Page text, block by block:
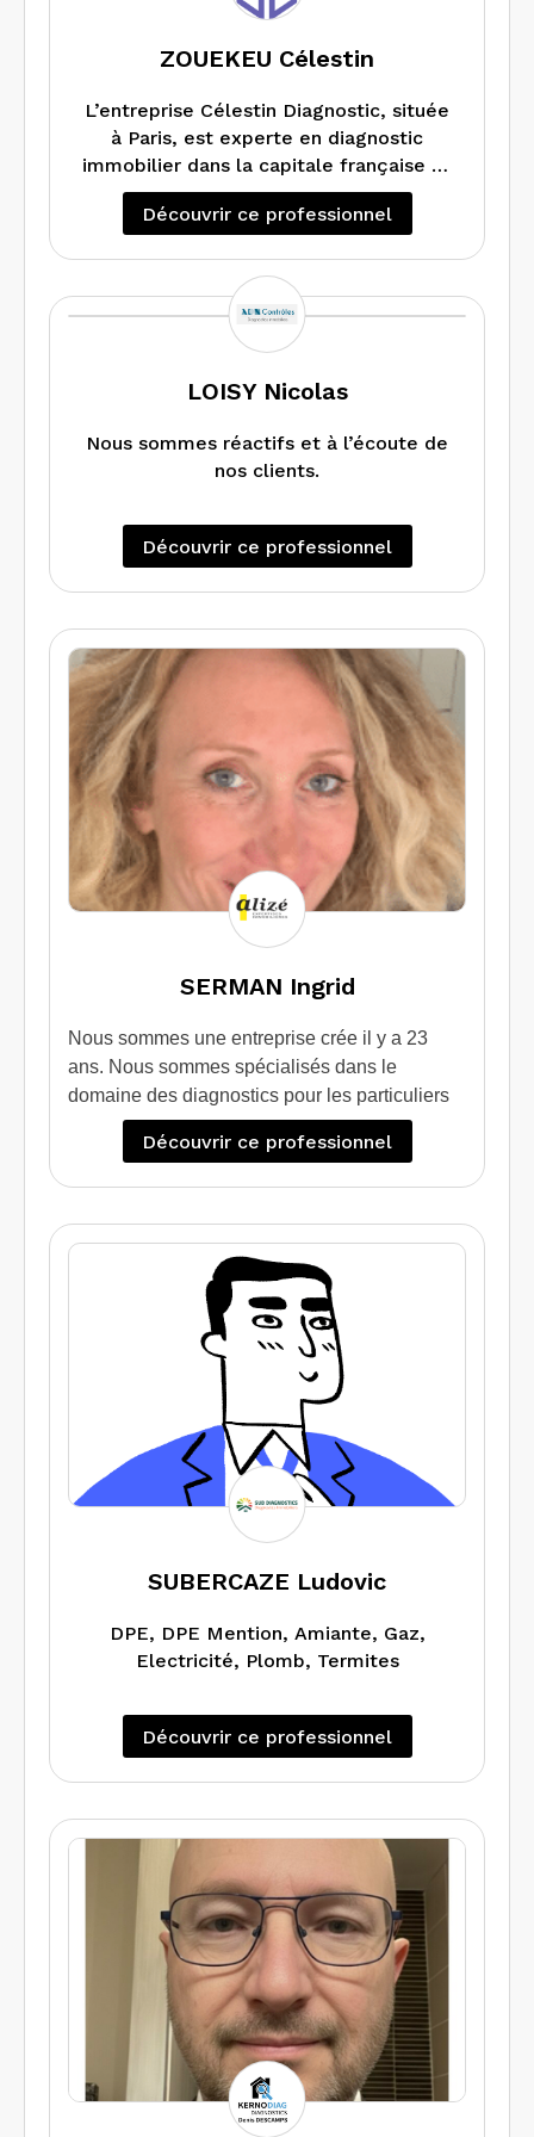
ZOUEKEU Célestin
L’entreprise Célestin Diagnostic, située
à Paris, est experte en diagnostic
immobilier dans la capitale française et
la région Ile-de-France.
Nos techniciens certifiés procèdent à
puissiez vendre ou louer votre bien
immobilier en toute sécurité.
Réactifs, nous intervenons rapidement
sur le terrain et vous remettons un
rapport d’expertise complet.
Découvrir ce professionnel
LOISY Nicolas
Nous sommes réactifs et à l’écoute de
nos clients.
Découvrir ce professionnel
SERMAN Ingrid
Nous sommes une entreprise crée il y a 23
ans. Nous sommes spécialisés dans le
domaine des diagnostics pour les particuliers
qui souhaitent vendre / louer leur bien.
Egalement nous apportons une expertise et un
énergétique projeté.
Nous intervenons également sur des sites
professionnels et industriels
Découvrir ce professionnel
SUBERCAZE Ludovic
DPE, DPE Mention, Amiante, Gaz,
Electricité, Plomb, Termites
Découvrir ce professionnel